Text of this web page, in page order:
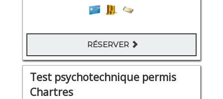
RÉSERVER
Test psychotechnique permis
Chartres